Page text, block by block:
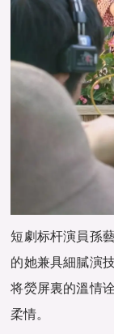
短劇标杆演員孫
的她兼具細膩演
将熒屏裏的溫情
柔情。